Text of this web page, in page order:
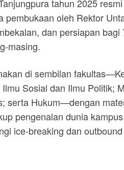
tahun 2025
oleh Rektor
dan persiapan
masing.
di sembilan
Sosial dan Ilmu Politik;
serta Hukum—dengan
pengenalan dunia
ice-breaking dan